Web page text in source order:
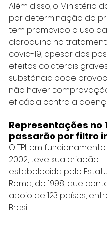
Além disso, o Ministério
por determinação do
tem promovido o uso da
cloroquina no
covid-19, apesar dos
efeitos colaterais
substância pode
não haver
eficácia contra a
Representações no
passarão por filtro
O TPI, em
2002, teve sua criação
estabelecida pelo
Roma, de 1998, que
apoio de 123 países,
Brasil.